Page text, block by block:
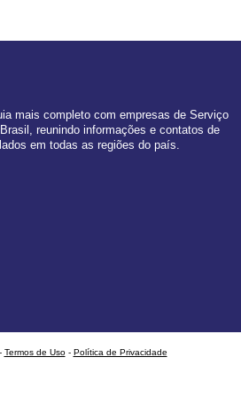
mais completo com empresas de Serviço
reunindo informações e contatos de
em todas as regiões do país.
Termos de Uso- Política de Privacidade